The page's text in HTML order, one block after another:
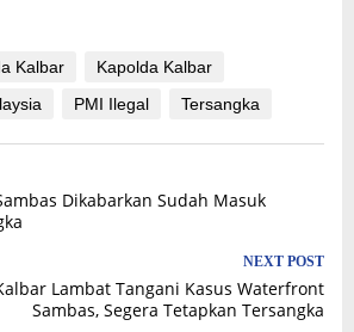
Kalbar
Kapolda Kalbar
PMI Ilegal Tersangka
Dikabarkan Sudah Masuk
NEXT POST
Lambat Tangani Kasus Waterfront
Sambas, Segera Tetapkan Tersangka